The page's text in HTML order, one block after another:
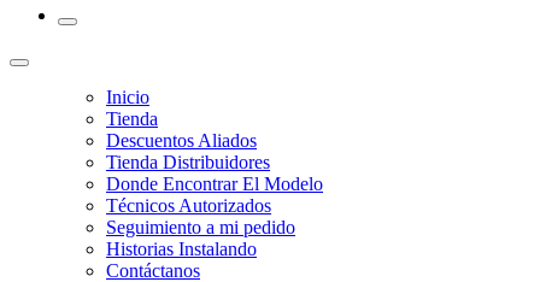
Inicio
Tienda
Descuentos Aliados
Tienda Distribuidores
Donde Encontrar El Modelo
Técnicos Autorizados
Seguimiento a mi pedido
Historias Instalando
Contáctanos